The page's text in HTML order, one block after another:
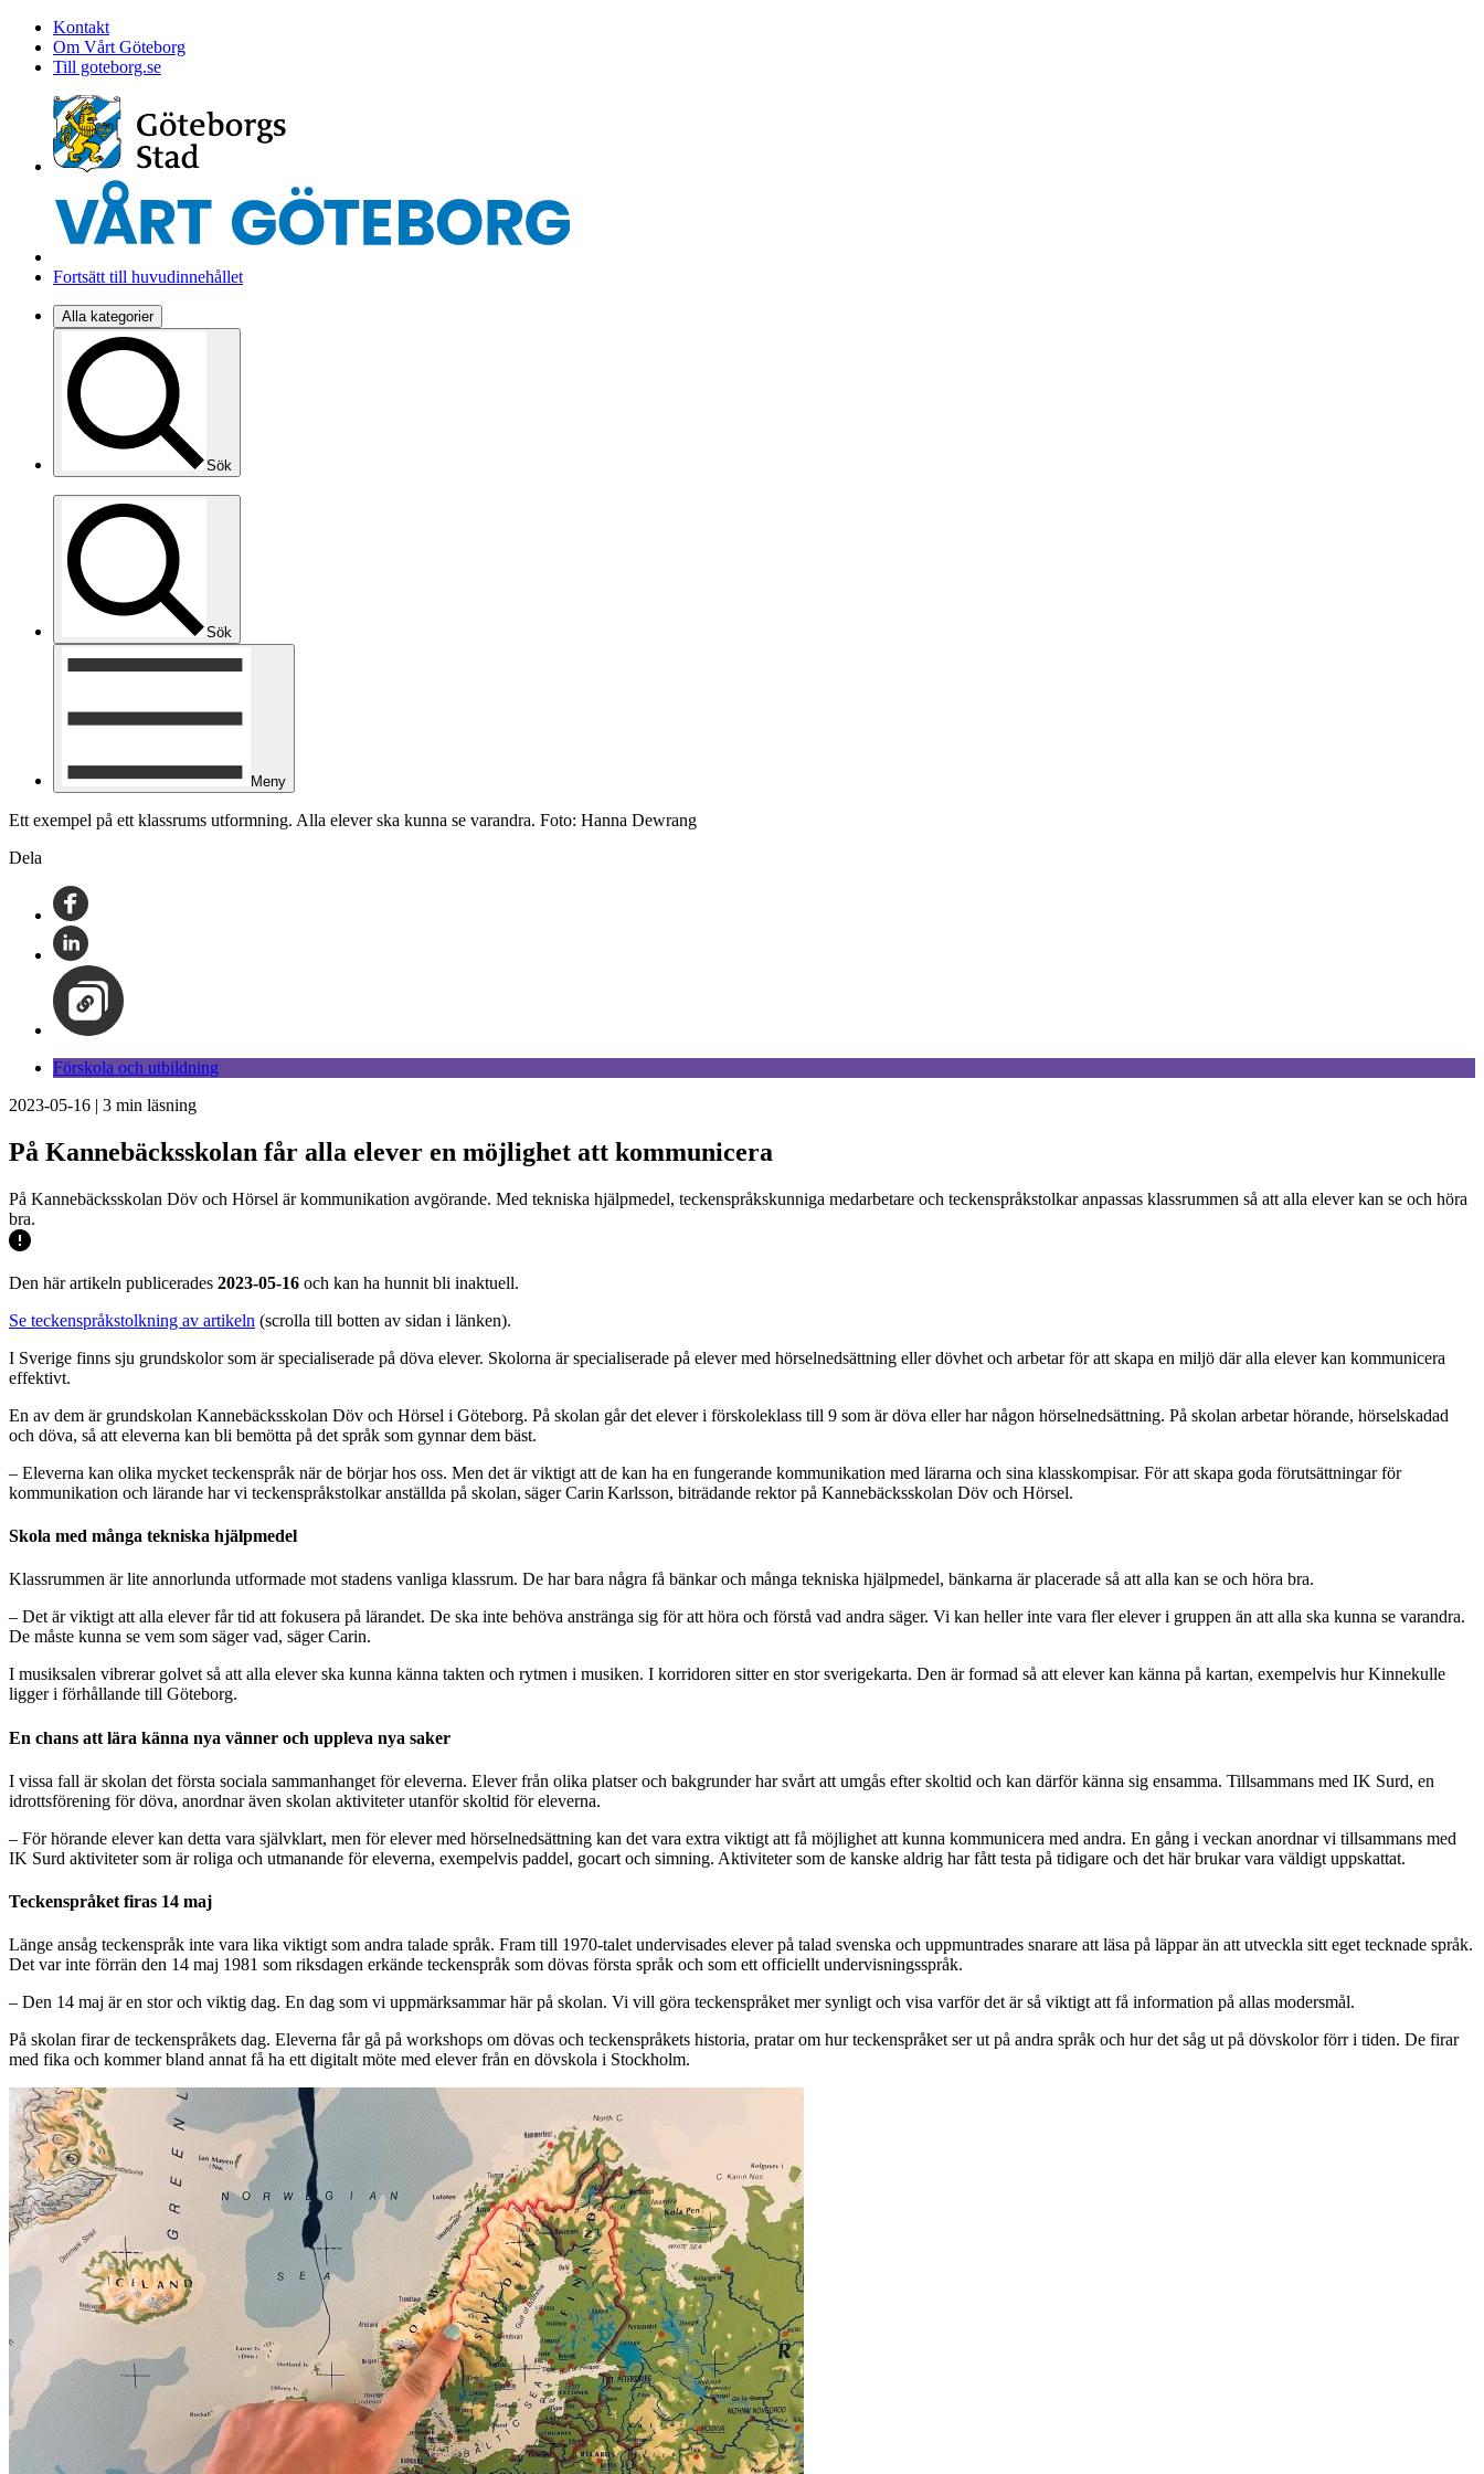
Kontakt
Om Vårt Göteborg
Till goteborg.se
Fortsätt till huvudinnehållet
Alla kategorier
Sök
Sök
Meny
Ett exempel på ett klassrums utformning. Alla elever ska kunna se varandra. Foto: Hanna Dewrang
Dela
Förskola och utbildning
2023-05-16 | 3 min läsning
På Kannebäcksskolan får alla elever en möjlighet att kommunicera
På Kannebäcksskolan Döv och Hörsel är kommunikation avgörande. Med tekniska hjälpmedel, teckenspråkskunniga medarbetare och teckenspråkstolkar anpassas klassrummen så att alla elever kan se och höra
bra.
Den här artikeln publicerades 2023-05-16 och kan ha hunnit bli inaktuell.
Se teckenspråkstolkning av artikeln (scrolla till botten av sidan i länken).
I Sverige finns sju grundskolor som är specialiserade på döva elever. Skolorna är specialiserade på elever med hörselnedsättning eller dövhet och arbetar för att skapa en miljö där alla elever kan kommunicera
effektivt.
En av dem är grundskolan Kannebäcksskolan Döv och Hörsel i Göteborg. På skolan går det elever i förskoleklass till 9 som är döva eller har någon hörselnedsättning. På skolan arbetar hörande, hörselskadad
och döva, så att eleverna kan bli bemötta på det språk som gynnar dem bäst.
– Eleverna kan olika mycket teckenspråk när de börjar hos oss. Men det är viktigt att de kan ha en fungerande kommunikation med lärarna och sina klasskompisar. För att skapa goda förutsättningar för
kommunikation och lärande har vi teckenspråkstolkar anställda på skolan, säger Carin Karlsson, biträdande rektor på Kannebäcksskolan Döv och Hörsel.
Skola med många tekniska hjälpmedel
Klassrummen är lite annorlunda utformade mot stadens vanliga klassrum. De har bara några få bänkar och många tekniska hjälpmedel, bänkarna är placerade så att alla kan se och höra bra.
– Det är viktigt att alla elever får tid att fokusera på lärandet. De ska inte behöva anstränga sig för att höra och förstå vad andra säger. Vi kan heller inte vara fler elever i gruppen än att alla ska kunna se varandra.
De måste kunna se vem som säger vad, säger Carin.
I musiksalen vibrerar golvet så att alla elever ska kunna känna takten och rytmen i musiken. I korridoren sitter en stor sverigekarta. Den är formad så att elever kan känna på kartan, exempelvis hur Kinnekulle
ligger i förhållande till Göteborg.
En chans att lära känna nya vänner och uppleva nya saker
I vissa fall är skolan det första sociala sammanhanget för eleverna. Elever från olika platser och bakgrunder har svårt att umgås efter skoltid och kan därför känna sig ensamma. Tillsammans med IK Surd, en
idrottsförening för döva, anordnar även skolan aktiviteter utanför skoltid för eleverna.
– För hörande elever kan detta vara självklart, men för elever med hörselnedsättning kan det vara extra viktigt att få möjlighet att kunna kommunicera med andra. En gång i veckan anordnar vi tillsammans med
IK Surd aktiviteter som är roliga och utmanande för eleverna, exempelvis paddel, gocart och simning. Aktiviteter som de kanske aldrig har fått testa på tidigare och det här brukar vara väldigt uppskattat.
Teckenspråket firas 14 maj
Länge ansåg teckenspråk inte vara lika viktigt som andra talade språk. Fram till 1970-talet undervisades elever på talad svenska och uppmuntrades snarare att läsa på läppar än att utveckla sitt eget tecknade språk.
Det var inte förrän den 14 maj 1981 som riksdagen erkände teckenspråk som dövas första språk och som ett officiellt undervisningsspråk.
– Den 14 maj är en stor och viktig dag. En dag som vi uppmärksammar här på skolan. Vi vill göra teckenspråket mer synligt och visa varför det är så viktigt att få information på allas modersmål.
På skolan firar de teckenspråkets dag. Eleverna får gå på workshops om dövas och teckenspråkets historia, pratar om hur teckenspråket ser ut på andra språk och hur det såg ut på dövskolor förr i tiden. De firar
med fika och kommer bland annat få ha ett digitalt möte med elever från en dövskola i Stockholm.